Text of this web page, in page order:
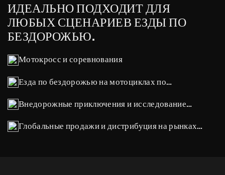
ИДЕАЛЬНО ПОДХОДИТ ДЛЯ
ЛЮБЫХ СЦЕНАРИЕВ ЕЗДЫ ПО
БЕЗДОРОЖЬЮ.
Мотокросс и соревнования
Езда по бездорожью на мотоциклах по
Внедорожные приключения и исследование
Глобальные продажи и дистрибуция на рынках